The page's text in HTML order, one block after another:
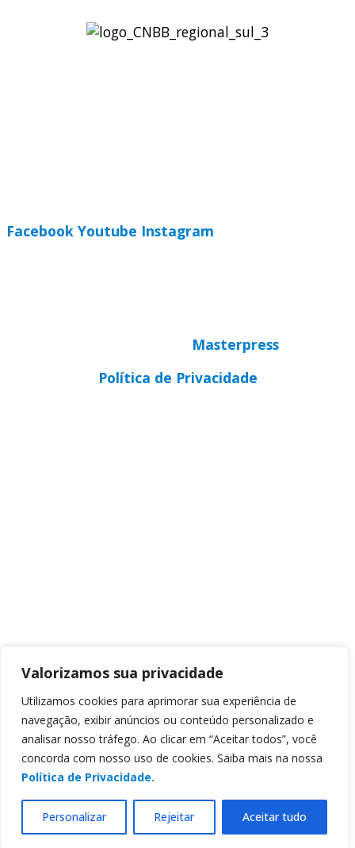
Valorizamos sua privacidade
Utilizamos cookies para aprimorar sua experiência de
navegação, exibir anúncios ou conteúdo personalizado e
analisar nosso tráfego. Ao clicar em “Aceitar todos”, você
concorda com nosso uso de cookies. Saiba mais na nossa
Política de Privacidade.
Personalizar Rejeitar Aceitar tudo
Facebook Youtube Instagram
Masterpress
Política de Privacidade